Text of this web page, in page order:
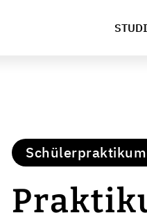
Schülerpraktikum